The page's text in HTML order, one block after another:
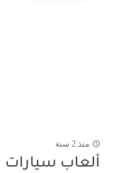
منذ 2 سنة